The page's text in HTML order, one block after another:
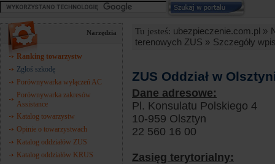
Narzędzia
Ranking towarzystw
Zgłoś szkodę
Porównywarka wyłączeń AC
Porównywarka zakresów
Assistance
Katalog towarzystw
Opinie o towarzystwach
Katalog oddziałów ZUS
Katalog oddziałów KRUS
Tu jesteś: ubezpieczenie.com.pl »
terenowych ZUS » Szczegóły
ZUS Oddział w
Dane adresowe:
Pl. Konsulatu Polskiego 4
10-959 Olsztyn
22 560 16 00
Zasięg terytorialny: